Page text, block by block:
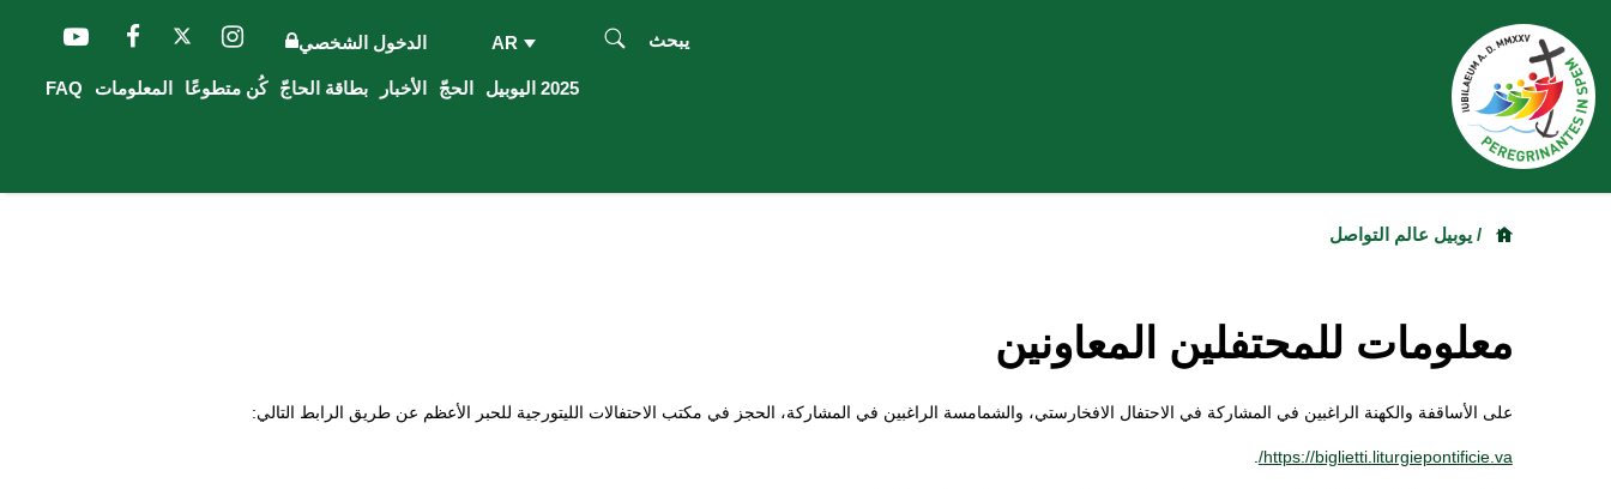
الدخول الشخصي AR يبحث
2025 اليوبيل الحجّ الأخبار بطاقة الحاجّ كُن متطوعًا المعلومات FAQ
/ يوبيل عالم التواصل
معلومات للمحتفلين المعاونين
على الأساقفة والكهنة الراغبين في المشاركة في الاحتفال الافخارستي، والشمامسة الراغبين في المشاركة، الحجز في مكتب الاحتفالات الليتورجية للحبر الأعظم عن طريق الرابط التالي:
https://biglietti.liturgiepontificie.va/